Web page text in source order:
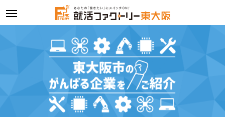
toggle
navigation